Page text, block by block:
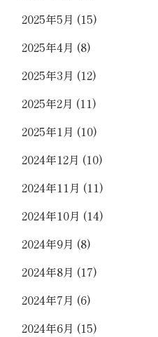
2025年5月 (15)
2025年4月 (8)
2025年3月 (12)
2025年2月 (11)
2025年1月 (10)
2024年12月 (10)
2024年11月 (11)
2024年10月 (14)
2024年9月 (8)
2024年8月 (17)
2024年7月 (6)
2024年6月 (15)